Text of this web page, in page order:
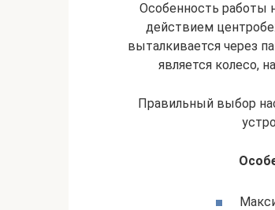
Особенность работы
действием
выталкивается через
является колесо,
Правильный выбор